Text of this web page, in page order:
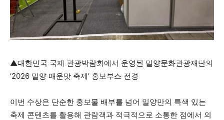
▲대한민국 국제 관광박람회에서 운영된 밀양문화관광재단의
‘2026 밀양 매운맛 축제’ 홍보부스 전경
이번 수상은 단순한 홍보물 배부를 넘어 밀양만의 특색 있는
축제 콘텐츠를 활용해 관람객과 적극적으로 소통한 점에서 의